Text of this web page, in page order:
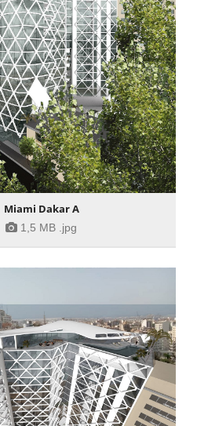
Miami Dakar A
1,5 MB .jpg